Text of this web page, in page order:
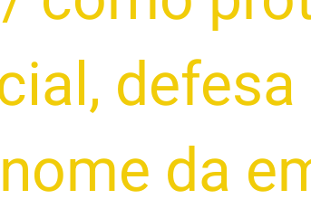
,
da